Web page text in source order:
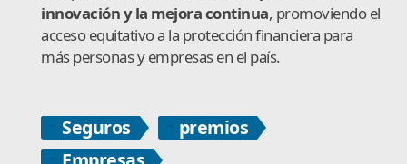
innovación y la mejora continua, promoviendo el
acceso equitativo a la protección financiera para
más personas y empresas en el país.
Seguros
premios